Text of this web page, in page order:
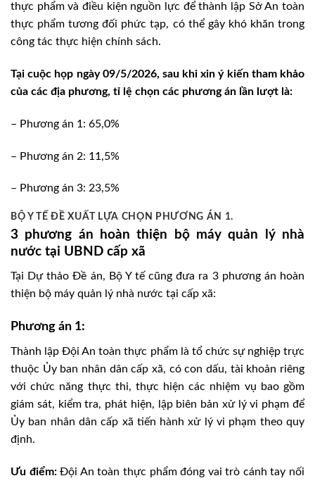
thực phẩm và điều kiện nguồn lực để thành lập Sở An toàn
thực phẩm tương đối phức tạp, có thể gây khó khăn trong
công tác thực hiện chính sách.
Tại cuộc họp ngày 09/5/2026, sau khi xin ý kiến tham khảo
của các địa phương, tỉ lệ chọn các phương án lần lượt là:
– Phương án 1: 65,0%
– Phương án 2: 11,5%
– Phương án 3: 23,5%
BỘ Y TẾ ĐỀ XUẤT LỰA CHỌN PHƯƠNG ÁN 1.
3 phương án hoàn thiện bộ máy quản lý nhà
nước tại UBND cấp xã
Tại Dự thảo Đề án, Bộ Y tế cũng đưa ra 3 phương án hoàn
thiện bộ máy quản lý nhà nước tại cấp xã:
Phương án 1:
Thành lập Đội An toàn thực phẩm là tổ chức sự nghiệp trực
thuộc Ủy ban nhân dân cấp xã, có con dấu, tài khoản riêng
với chức năng thực thi, thực hiện các nhiệm vụ bao gồm
giám sát, kiểm tra, phát hiện, lập biên bản xử lý vi phạm để
Ủy ban nhân dân cấp xã tiến hành xử lý vi phạm theo quy
định.
Ưu điểm:Đội An toàn thực phẩm đóng vai trò cánh tay nối